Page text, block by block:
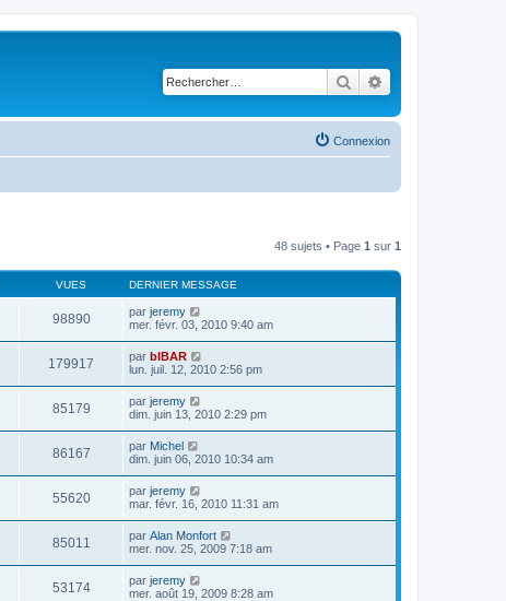
Rechercher
Connexion
48 sujets • Page 1 sur 1
VUES DERNIER MESSAGE
98890 par jeremy
mer. févr. 03, 2010 9:40 am
179917 par bIBAR
lun. juil. 12, 2010 2:56 pm
85179 par jeremy
dim. juin 13, 2010 2:29 pm
86167 par Michel
dim. juin 06, 2010 10:34 am
55620 par jeremy
mar. févr. 16, 2010 11:31 am
85011 par Alan Monfort
mer. nov. 25, 2009 7:18 am
53174 par jeremy
mer. août 19, 2009 8:28 am